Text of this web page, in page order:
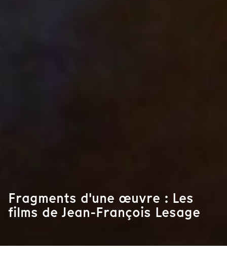
Fragments d'une œuvre : Les
films de Jean-François Lesage